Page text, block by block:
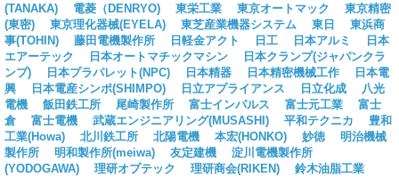
(TANAKA)
電菱（DENRYO) 東栄工業 東京オートマック
東京精密
(東密)
東京理化器械(EYELA) 東芝産業機器システム 東日
東浜商
事(TOHIN)
藤田電機製作所 日軽金アクト 日工 日本アルミ
日本
エアーテック
日本オートマチックマシン
日本クランプ(ジャパンクラ
ンプ)
日本プラパレット(NPC) 日本精器 日本精密機械工作
日本電
興
日本電産シンポ(SHIMPO) 日立アプライアンス 日立化成
八光
電機
飯田鉄工所 尾崎製作所 富士インパルス 富士元工業
富士
倉
富士電機 武蔵エンジニアリング(MUSASHI) 平和テクニカ
豊和
工業(Howa)
北川鉄工所 北陽電機 本宏(HONKO) 妙徳
明治機械
製作所
明和製作所(meiwa) 友定建機
淀川電機製作所
(YODOGAWA)
理研オプテック 理研商会(RIKEN) 鈴木油脂工業